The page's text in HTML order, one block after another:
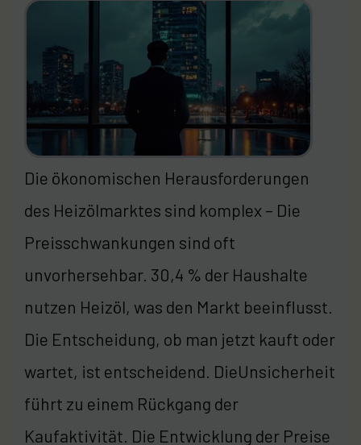
Die ökonomischen Herausforderungen
des Heizölmarktes sind komplex – Die
Preisschwankungen sind oft
unvorhersehbar. 30,4 % der Haushalte
nutzen Heizöl, was den Markt beeinflusst.
Die Entscheidung, ob man jetzt kauft oder
wartet, ist entscheidend. DieUnsicherheit
führt zu einem Rückgang der
Kaufaktivität. Die Entwicklung der Preise